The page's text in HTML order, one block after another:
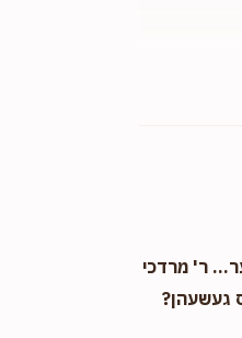
ר' מרדכי
געשעהן?